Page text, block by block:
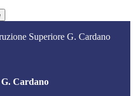
Superiore G. Cardano
Cardano